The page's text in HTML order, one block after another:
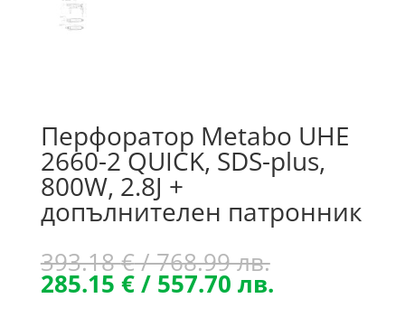
Перфоратор Metabo UHE
2660-2 QUICK, SDS-plus,
800W, 2.8J +
допълнителен патронник
393.18€/ 768.99 лв.Original
price
285.15 €/ 557.70 лв.Текущата